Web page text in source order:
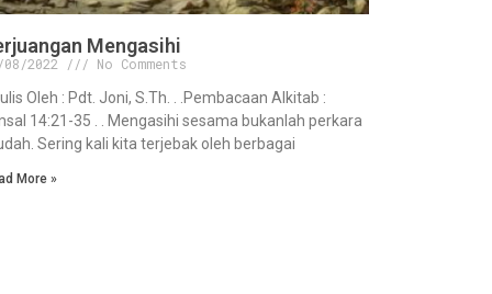
Mengasihi
2022
No Comments
Oleh : Pdt. Joni, S.Th. . .Pembacaan Alkitab :
14:21-35 . . Mengasihi sesama bukanlah perkara
Sering kali kita terjebak oleh berbagai
More »